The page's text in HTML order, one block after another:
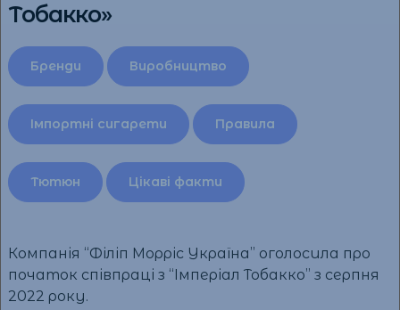
Тобакко»
Бренди Виробництво
Імпортні сигарети Правила
Тютюн Цікаві факти
Компанія “Філіп Морріс Україна” оголосила про
початок співпраці з “Імперіал Тобакко” з серпня
2022 року.